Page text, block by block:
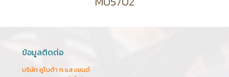
ข้อมูลติดต่อ
บริษัท คูโบต้า ก แสงยนต์